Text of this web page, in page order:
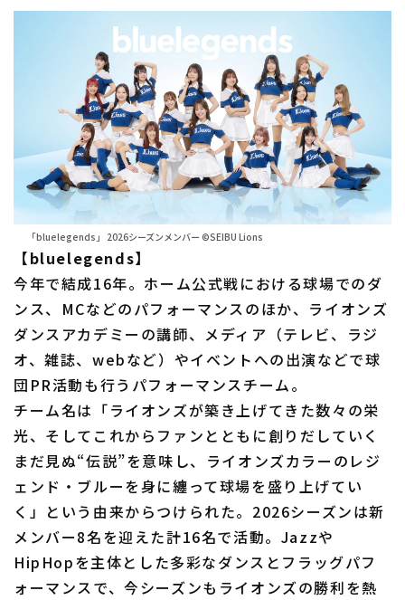
「bluelegends」 2026シーズンメンバー ©SEIBU Lions
【bluelegends】
今年で結成16年。ホーム公式戦における球場でのダ
ンス、MCなどのパフォーマンスのほか、ライオンズ
ダンスアカデミーの講師、メディア（テレビ、ラジ
オ、雑誌、webなど）やイベントへの出演などで球
団PR活動も行うパフォーマンスチーム。
チーム名は「ライオンズが築き上げてきた数々の栄
光、そしてこれからファンとともに創りだしていく
まだ見ぬ“伝説”を意味し、ライオンズカラーのレジ
ェンド・ブルーを身に纏って球場を盛り上げてい
く」という由来からつけられた。2026シーズンは新
メンバー8名を迎えた計16名で活動。Jazzや
HipHopを主体とした多彩なダンスとフラッグパフ
ォーマンスで、今シーズンもライオンズの勝利を熱